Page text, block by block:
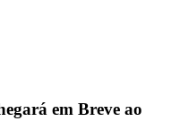
em Breve ao